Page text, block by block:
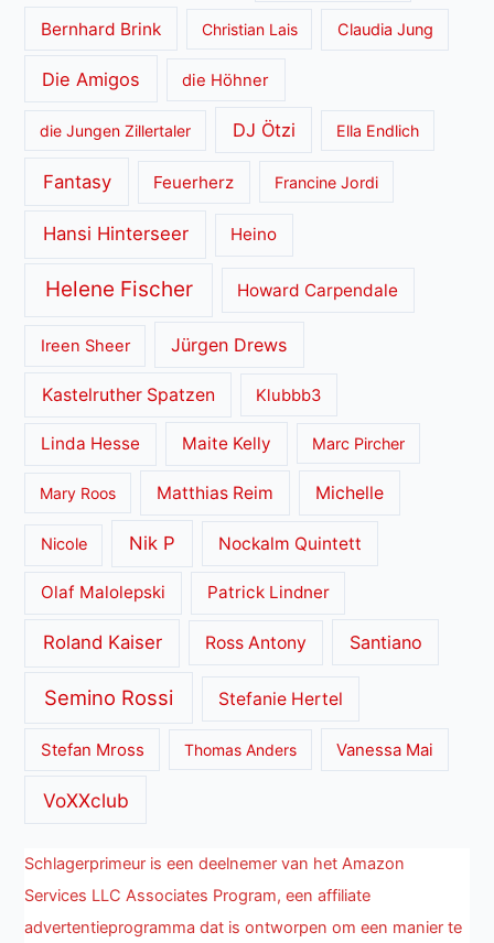
Bernhard Brink Christian Lais Claudia Jung
Die Amigos die Höhner
die Jungen Zillertaler DJ Ötzi Ella Endlich
Fantasy Feuerherz Francine Jordi
Hansi Hinterseer Heino
Helene Fischer Howard Carpendale
Ireen Sheer Jürgen Drews
Kastelruther Spatzen Klubbb3
Linda Hesse Maite Kelly Marc Pircher
Mary Roos Matthias Reim Michelle
Nicole Nik P Nockalm Quintett
Olaf Malolepski Patrick Lindner
Roland Kaiser Ross Antony Santiano
Semino Rossi Stefanie Hertel
Stefan Mross Thomas Anders Vanessa Mai
VoXXclub
Schlagerprimeur is een deelnemer van het Amazon
Services LLC Associates Program, een affiliate
advertentieprogramma dat is ontworpen om een manier te